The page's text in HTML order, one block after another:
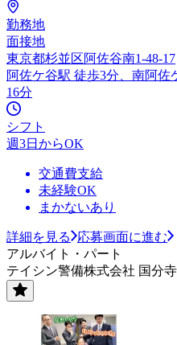
勤務地
面接地
東京都杉並区阿佐谷南1-48-17
阿佐ケ谷駅 徒歩3分、南阿佐
16分
シフト
週3日からOK
交通費支給
未経験OK
まかないあり
詳細を見る
応募画面に進む
アルバイト・パート
テイシン警備株式会社 国分